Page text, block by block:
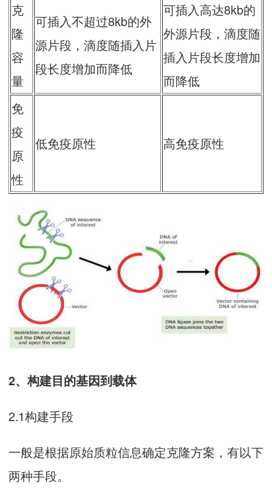
克
隆
容
量
可插入不超过8kb的外
源片段，滴度随插入片
段长度增加而降低
可插入高达8kb的
外源片段，滴度随
插入片段长度增加
而降低
免
疫
原
性
低免疫原性 高免疫原性
2、构建目的基因到载体
2.1构建手段
一般是根据原始质粒信息确定克隆方案，有以下
两种手段。